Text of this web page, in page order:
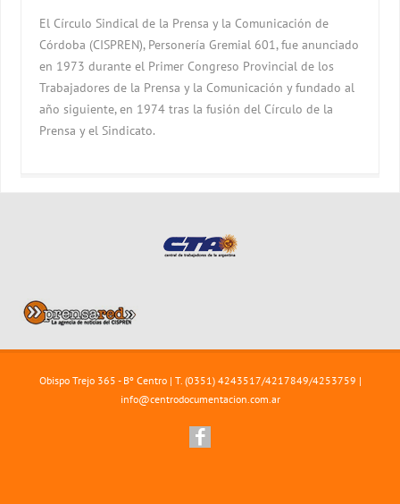
El Círculo Sindical de la Prensa y la Comunicación de
Córdoba (CISPREN), Personería Gremial 601, fue anunciado
en 1973 durante el Primer Congreso Provincial de los
Trabajadores de la Prensa y la Comunicación y fundado al
año siguiente, en 1974 tras la fusión del Círculo de la
Prensa y el Sindicato.
Obispo Trejo 365 - Bº Centro | T. (0351) 4243517/4217849/4253759 |
info@centrodocumentacion.com.ar